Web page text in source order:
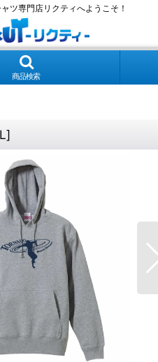
ツ専門店リクティへようこそ！
商品検索
]